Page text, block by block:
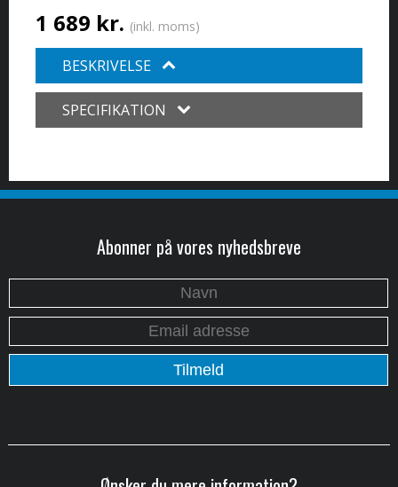
1 689 kr. (inkl. moms)
BESKRIVELSE
SPECIFIKATION
Abonner på vores nyhedsbreve